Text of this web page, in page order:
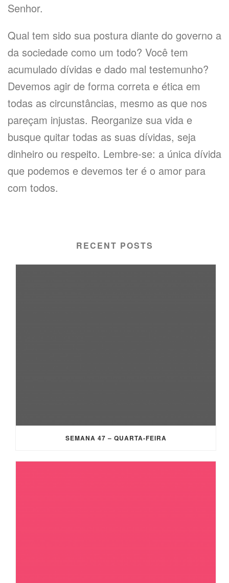
Senhor.
Qual tem sido sua postura diante do governo a
da sociedade como um todo? Você tem
acumulado dívidas e dado mal testemunho?
Devemos agir de forma correta e ética em
todas as circunstâncias, mesmo as que nos
pareçam injustas. Reorganize sua vida e
busque quitar todas as suas dívidas, seja
dinheiro ou respeito. Lembre-se: a única dívida
que podemos e devemos ter é o amor para
com todos.
RECENT POSTS
SEMANA 47 – QUARTA-FEIRA